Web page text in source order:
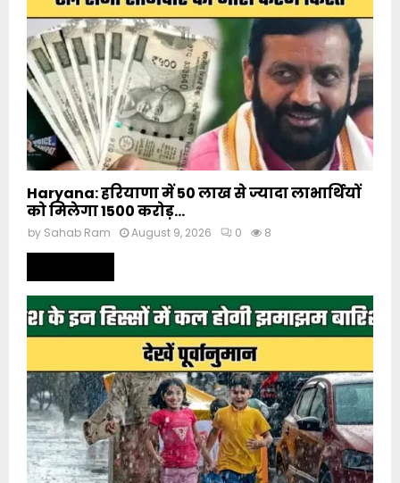
Haryana: हरियाणा में 50 लाख से ज्यादा लाभार्थियों
को मिलेगा 1500 करोड़...
by Sahab Ram August 9, 2026 0 8